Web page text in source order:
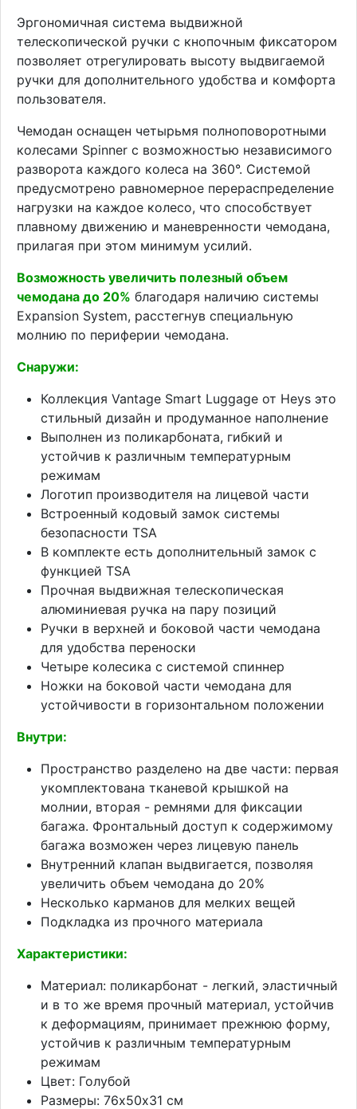
Эргономичная система выдвижной
телескопической ручки с кнопочным фиксатором
позволяет отрегулировать высоту выдвигаемой
ручки для дополнительного удобства и комфорта
пользователя.
Чемодан оснащен четырьмя полноповоротными
колесами Spinner с возможностью независимого
разворота каждого колеса на 360°. Системой
предусмотрено равномерное перераспределение
нагрузки на каждое колесо, что способствует
плавному движению и маневренности чемодана,
прилагая при этом минимум усилий.
Возможность увеличить полезный объем
чемодана до 20% благодаря наличию системы
Expansion System, расстегнув специальную
молнию по периферии чемодана.
Снаружи:
Коллекция Vantage Smart Luggage от Heys это
стильный дизайн и продуманное наполнение
Выполнен из поликарбоната, гибкий и
устойчив к различным температурным
режимам
Логотип производителя на лицевой части
Встроенный кодовый замок системы
безопасности TSA
В комплекте есть дополнительный замок с
функцией TSA
Прочная выдвижная телескопическая
алюминиевая ручка на пару позиций
Ручки в верхней и боковой части чемодана
для удобства переноски
Четыре колесика с системой спиннер
Ножки на боковой части чемодана для
устойчивости в горизонтальном положении
Внутри:
Пространство разделено на две части: первая
укомплектована тканевой крышкой на
молнии, вторая - ремнями для фиксации
багажа. Фронтальный доступ к содержимому
багажа возможен через лицевую панель
Внутренний клапан выдвигается, позволяя
увеличить объем чемодана до 20%
Несколько карманов для мелких вещей
Подкладка из прочного материала
Характеристики:
Материал: поликарбонат - легкий, эластичный
и в то же время прочный материал, устойчив
к деформациям, принимает прежнюю форму,
устойчив к различным температурным
режимам
Цвет: Голубой
Размеры: 76х50х31 см